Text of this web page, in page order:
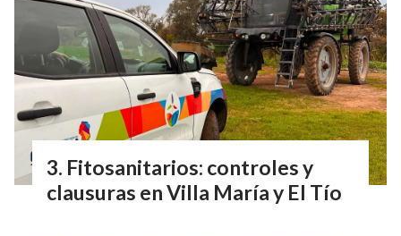
Fitosanitarios: controles y
clausuras en Villa María y El Tío